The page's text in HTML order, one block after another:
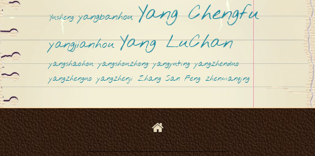
Yusheng yangbanhou Yang Chengfu
yangjianhou Yang LuChan
yangshaohou yangshouzhong yangyuting yangzhenduo
yangzhenguo yangzhenji Zhang San Feng zhenmanqing